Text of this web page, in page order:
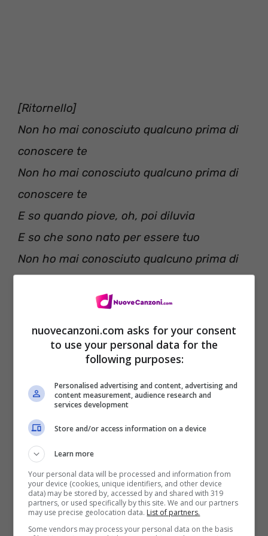
[Ritornello]
Non ho mai conosciuto qualcuno prima di
conoscere te
Non ho mai conosciuto qualcuno prima di
conoscere te
E so quando piove, oh, poi diluvia
E so che sono nato per essere tuo
Non ho mai conosciuto qualcuno prima di
Non ho mai conosciuto qualcuno prima di
E so quando piove, oh, poi diluvia
E so che sono nato per essere tuo
[Verse 2]
Are you the only one
Lost in the millions?
Or are you my grain of sand
That’s blowing in the wind?
[Strofa 2]
nuovecanzoni.com asks for your consent
to use your personal data for the
following purposes:
Personalised advertising and content, advertising and
content measurement, audience research and
services development
Store and/or access information on a device
Learn more
Your personal data will be processed and information from
your device (cookies, unique identifiers, and other device
data) may be stored by, accessed by and shared with 319
partners, or used specifically by this site. We and our partners
may use precise geolocation data. List of partners.
Some vendors may process your personal data on the basis